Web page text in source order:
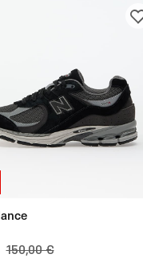
150,00 €